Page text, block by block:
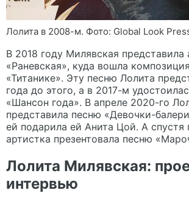
Лолита в 2008-м. Фото: Global Look
В 2018 году Милявская представила
«Раневская», куда вошла
«Титанике». Эту песню Лолита
года до этого, а в 2017-м
«Шансон года». В апреле 2020-го
представила песню «Девочки-
ей подарила ей Анита Цой. А спустя
артистка презентовала песню
Лолита Милявская:
интервью